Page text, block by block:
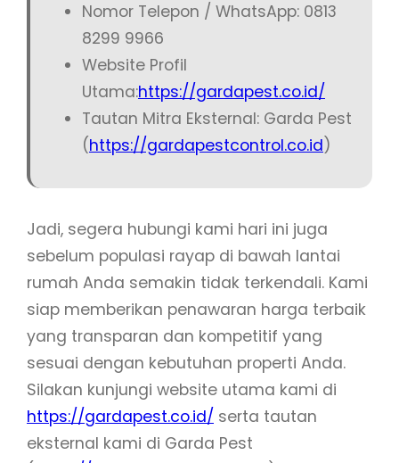
Nomor Telepon / WhatsApp: 0813
8299 9966
Website Profil
Utama:https://gardapest.co.id/
Tautan Mitra Eksternal: Garda Pest
(https://gardapestcontrol.co.id)
Jadi, segera hubungi kami hari ini juga
sebelum populasi rayap di bawah lantai
rumah Anda semakin tidak terkendali. Kami
siap memberikan penawaran harga terbaik
yang transparan dan kompetitif yang
sesuai dengan kebutuhan properti Anda.
Silakan kunjungi website utama kami di
https://gardapest.co.id/ serta tautan
eksternal kami di Garda Pest